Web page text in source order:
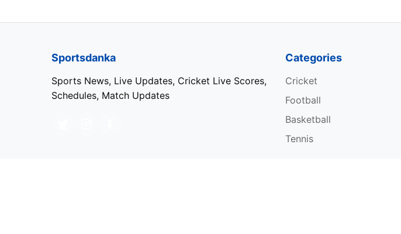
Sportsdanka
Sports News, Live Updates, Cricket Live Scores,
Schedules, Match Updates
Categories
Cricket
Football
Basketball
Tennis